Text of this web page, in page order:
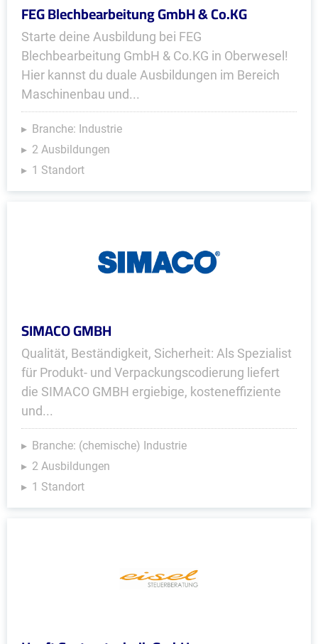
FEG Blechbearbeitung GmbH & Co.KG
Starte deine Ausbildung bei FEG
Blechbearbeitung GmbH & Co.KG in Oberwesel!
Hier kannst du duale Ausbildungen im Bereich
Maschinenbau und...
Branche: Industrie
2 Ausbildungen
1 Standort
SIMACO GMBH
Qualität, Beständigkeit, Sicherheit: Als Spezialist
für Produkt- und Verpackungscodierung liefert
die SIMACO GMBH ergiebige, kosteneffiziente
und...
Branche: (chemische) Industrie
2 Ausbildungen
1 Standort